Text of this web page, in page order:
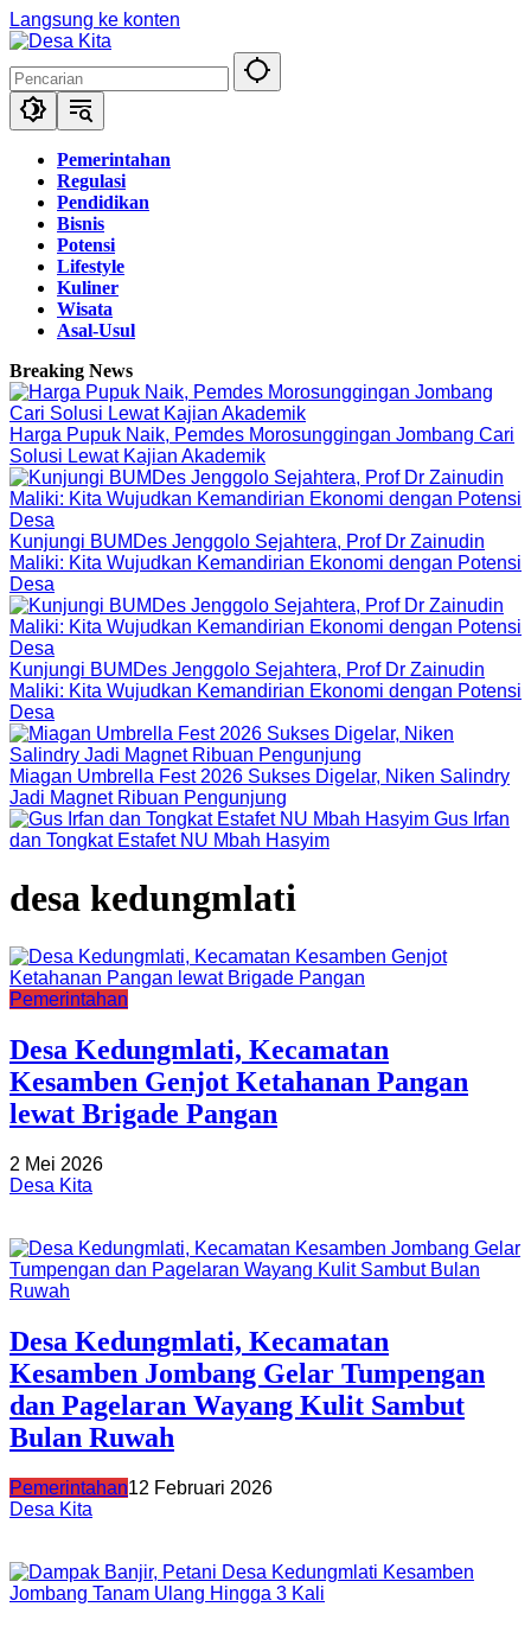
Langsung ke konten
Pemerintahan
Regulasi
Pendidikan
Bisnis
Potensi
Lifestyle
Kuliner
Wisata
Asal-Usul
Breaking News
Harga Pupuk Naik, Pemdes Morosunggingan Jombang Cari
Solusi Lewat Kajian Akademik
Kunjungi BUMDes Jenggolo Sejahtera, Prof Dr Zainudin
Maliki: Kita Wujudkan Kemandirian Ekonomi dengan Potensi
Desa
Kunjungi BUMDes Jenggolo Sejahtera, Prof Dr Zainudin
Maliki: Kita Wujudkan Kemandirian Ekonomi dengan Potensi
Desa
Miagan Umbrella Fest 2026 Sukses Digelar, Niken Salindry
Jadi Magnet Ribuan Pengunjung
Gus Irfan
dan Tongkat Estafet NU Mbah Hasyim
desa kedungmlati
Pemerintahan
Desa Kedungmlati, Kecamatan
Kesamben Genjot Ketahanan Pangan
lewat Brigade Pangan
2 Mei 2026
Desa Kita
Desa Kedungmlati, Kecamatan
Kesamben Jombang Gelar Tumpengan
dan Pagelaran Wayang Kulit Sambut
Bulan Ruwah
Pemerintahan12 Februari 2026
Desa Kita